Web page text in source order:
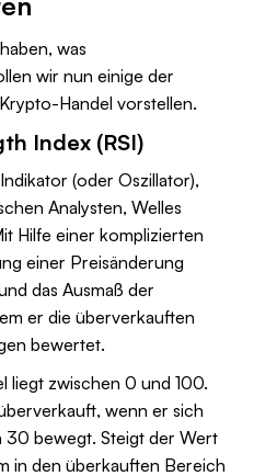
was
wir nun einige der
Handel vorstellen.
Index (RSI)
(oder Oszillator),
Analysten, Welles
Hilfe einer komplizierten
einer Preisänderung
das Ausmaß der
er die überverkauften
bewertet.
liegt zwischen 0 und 100.
wenn er sich
30 bewegt. Steigt der Wert
in den überkauften Bereich